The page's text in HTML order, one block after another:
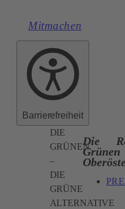
Mitmachen
Barrierefreiheit
DIE
GRÜNEN
–
DIE
GRÜNE
ALTERNATIVE
Die
Grünen